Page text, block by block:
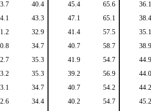
40.4 45.4 65.6
36.1
43.3 47.1 65.1
38.4
32.9 41.4 57.5
35.1
34.7 40.7 58.7
38.9
35.3 41.9 54.7
44.9
35.3 39.2 56.9
44.0
34.7 40.7 54.2
44.2
34.4 40.2 54.7
45.2